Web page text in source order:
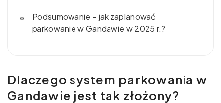
Podsumowanie – jak zaplanować
parkowanie w Gandawie w 2025 r.?
Dlaczego system parkowania w
Gandawie jest tak złożony?